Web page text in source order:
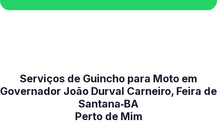
Serviços de Guincho para Moto em
Governador João Durval Carneiro, Feira de
Santana‑BA
Perto de Mim